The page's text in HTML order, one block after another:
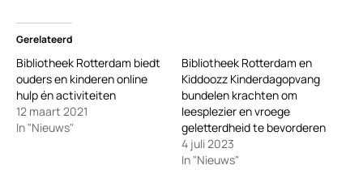
Gerelateerd
Bibliotheek Rotterdam biedt
ouders en kinderen online
hulp én activiteiten
12 maart 2021
In "Nieuws"
Bibliotheek Rotterdam en
Kiddoozz Kinderdagopvang
bundelen krachten om
leesplezier en vroege
geletterdheid te bevorderen
4 juli 2023
In "Nieuws"